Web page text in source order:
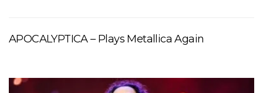
APOCALYPTICA – Plays Metallica Again